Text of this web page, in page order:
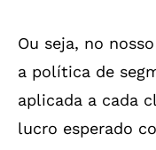
Ou seja, no
a política de
aplicada a cada
lucro esperado